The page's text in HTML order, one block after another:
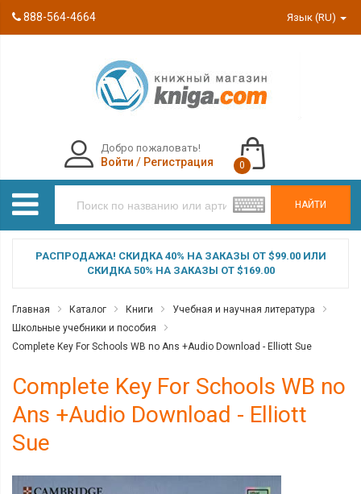
888-564-4664 Язык (RU)
НАЙТИ
Добро пожаловать!
Войти / Регистрация 0
РАСПРОДАЖА! СКИДКА 40% НА ЗАКАЗЫ ОТ $99.00 ИЛИ
СКИДКА 50% НА ЗАКАЗЫ ОТ $169.00
Главная Каталог Книги
Учебная и научная литература
Школьные учебники и пособия
Complete Key For Schools WB no Ans +Audio Download - Elliott Sue
Complete Key For Schools WB no
Ans +Audio Download - Elliott
Sue